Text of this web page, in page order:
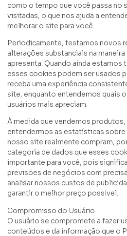
como o tempo que você passa no
visitadas, o que nos ajuda a
melhorar o site para você.
Periodicamente, testamos novos
alterações substanciais na
apresenta. Quando ainda
esses cookies podem ser usados
receba uma experiência
site, enquanto entendemos quais
usuários mais apreciam.
À medida que vendemos
entendermos as estatísticas
nosso site realmente compram,
categoria de dados que esses
importante para você, pois
previsões de negócios com
analisar nossos custos de
garantir o melhor preço possível.
Compromisso do Usuário
O usuário se compromete a fazer
conteúdos e da informação que o